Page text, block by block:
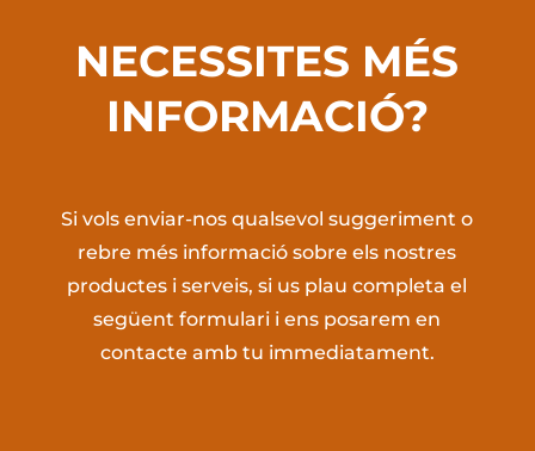
NECESSITES MÉS
INFORMACIÓ?
Si vols enviar-nos qualsevol suggeriment o
rebre més informació sobre els nostres
productes i serveis, si us plau completa el
següent formulari i ens posarem en
contacte amb tu immediatament.